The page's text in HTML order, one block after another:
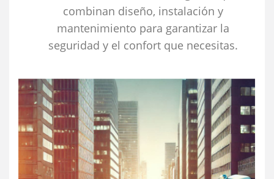
combinan diseño, instalación y
mantenimiento para garantizar la
seguridad y el confort que necesitas.